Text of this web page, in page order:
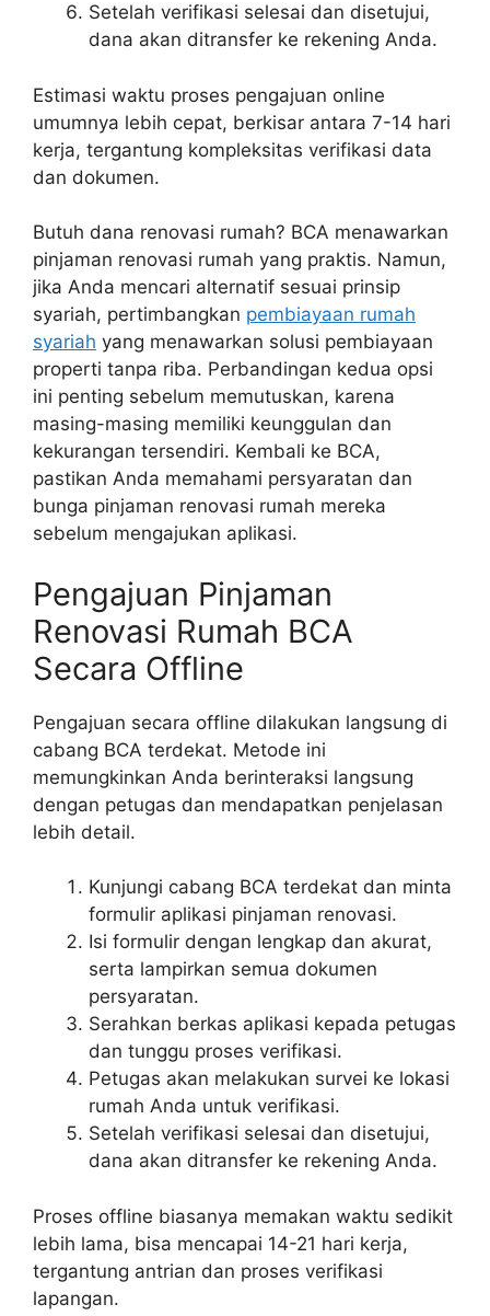
Setelah verifikasi selesai dan disetujui,
dana akan ditransfer ke rekening Anda.
Estimasi waktu proses pengajuan online
umumnya lebih cepat, berkisar antara 7-14 hari
kerja, tergantung kompleksitas verifikasi data
dan dokumen.
Butuh dana renovasi rumah? BCA menawarkan
pinjaman renovasi rumah yang praktis. Namun,
jika Anda mencari alternatif sesuai prinsip
syariah, pertimbangkan pembiayaan rumah
syariah yang menawarkan solusi pembiayaan
properti tanpa riba. Perbandingan kedua opsi
ini penting sebelum memutuskan, karena
masing-masing memiliki keunggulan dan
kekurangan tersendiri. Kembali ke BCA,
pastikan Anda memahami persyaratan dan
bunga pinjaman renovasi rumah mereka
sebelum mengajukan aplikasi.
Pengajuan Pinjaman
Renovasi Rumah BCA
Secara Offline
Pengajuan secara offline dilakukan langsung di
cabang BCA terdekat. Metode ini
memungkinkan Anda berinteraksi langsung
dengan petugas dan mendapatkan penjelasan
lebih detail.
Kunjungi cabang BCA terdekat dan minta
formulir aplikasi pinjaman renovasi.
Isi formulir dengan lengkap dan akurat,
serta lampirkan semua dokumen
persyaratan.
Serahkan berkas aplikasi kepada petugas
dan tunggu proses verifikasi.
Petugas akan melakukan survei ke lokasi
rumah Anda untuk verifikasi.
Setelah verifikasi selesai dan disetujui,
dana akan ditransfer ke rekening Anda.
Proses offline biasanya memakan waktu sedikit
lebih lama, bisa mencapai 14-21 hari kerja,
tergantung antrian dan proses verifikasi
lapangan.